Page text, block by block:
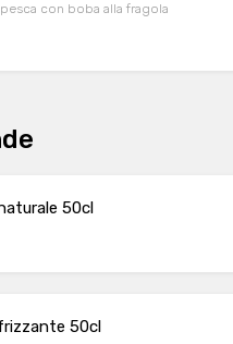
con boba alla fragola
50cl
50cl